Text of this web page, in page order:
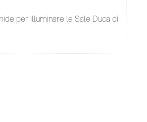
per illuminare le Sale Duca di